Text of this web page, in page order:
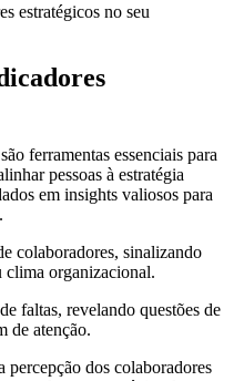
estratégicos no seu
ferramentas essenciais para
pessoas à estratégia
em insights valiosos para
colaboradores, sinalizando
clima organizacional.
faltas, revelando questões de
de atenção.
percepção dos colaboradores